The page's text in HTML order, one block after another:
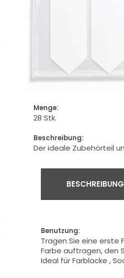
Menge:
28 Stk.
Beschreibung:
Der ideale Zubehörteil
BESCHREIBUNG
Benutzung:
Tragen Sie eine erste
Farbe auftragen, den
Ideal für Farblacke ,